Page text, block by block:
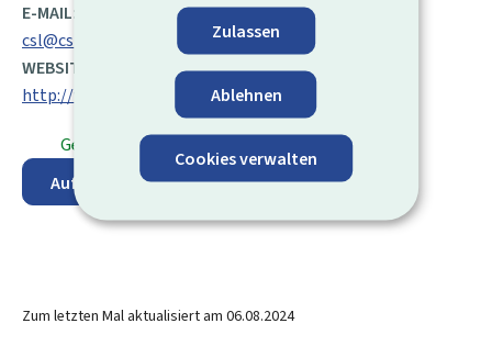
Zulassen
Ablehnen
Cookies verwalten
E-MAIL:
csl@csl.lu
WEBSITE:
http://www.csl.lu/
Geöffnet
⋅ Schließt um 17:00 Uhr
Auf der Karte anzeigen
Zum letzten Mal aktualisiert am 06.08.2024